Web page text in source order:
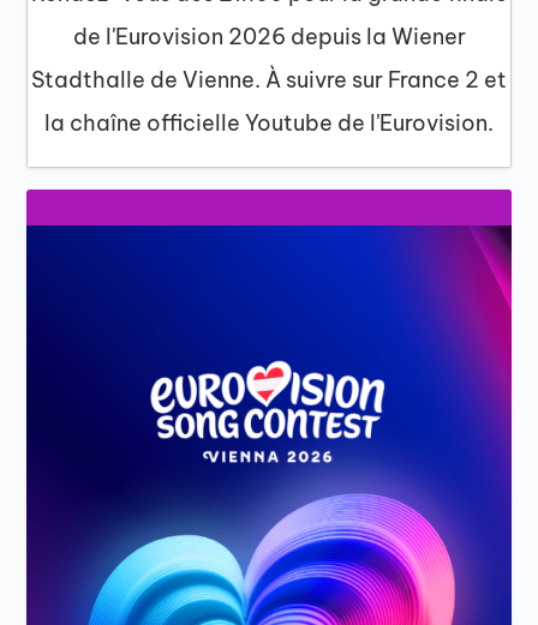
de l'Eurovision 2026 depuis la Wiener
Stadthalle de Vienne. À suivre sur France 2 et
la chaîne officielle Youtube de l'Eurovision.